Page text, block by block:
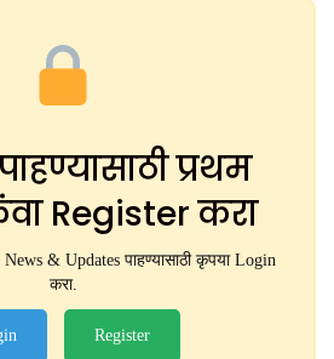
प्रथम
Register करा
News & Updates पाहण्यासाठी कृपया Login
करा.
Register